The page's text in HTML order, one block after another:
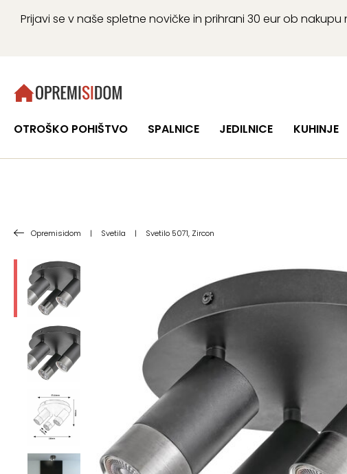
Prijavi se v naše spletne novičke in prihrani 30 eur ob
OTROŠKO POHIŠTVO SPALNICE JEDILNICE KUHINJE
Opremisidom | Svetila | Svetilo 5071, Zircon